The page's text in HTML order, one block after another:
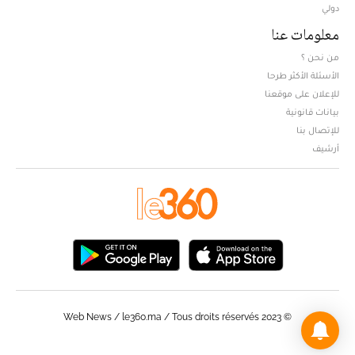
دولي
معلومات عنا
من نحن ؟
الأسئلة الأكثر طرحا
للإعلان على موقعنا
بيانات قانونية
للإتصال بنا
أرشيف
© Web News / le360.ma / Tous droits réservés 2023